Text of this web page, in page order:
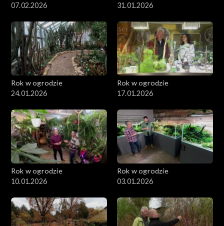
07.02.2026
31.01.2026
Rok w ogrodzie
24.01.2026
Rok w ogrodzie
17.01.2026
Rok w ogrodzie
10.01.2026
Rok w ogrodzie
03.01.2026